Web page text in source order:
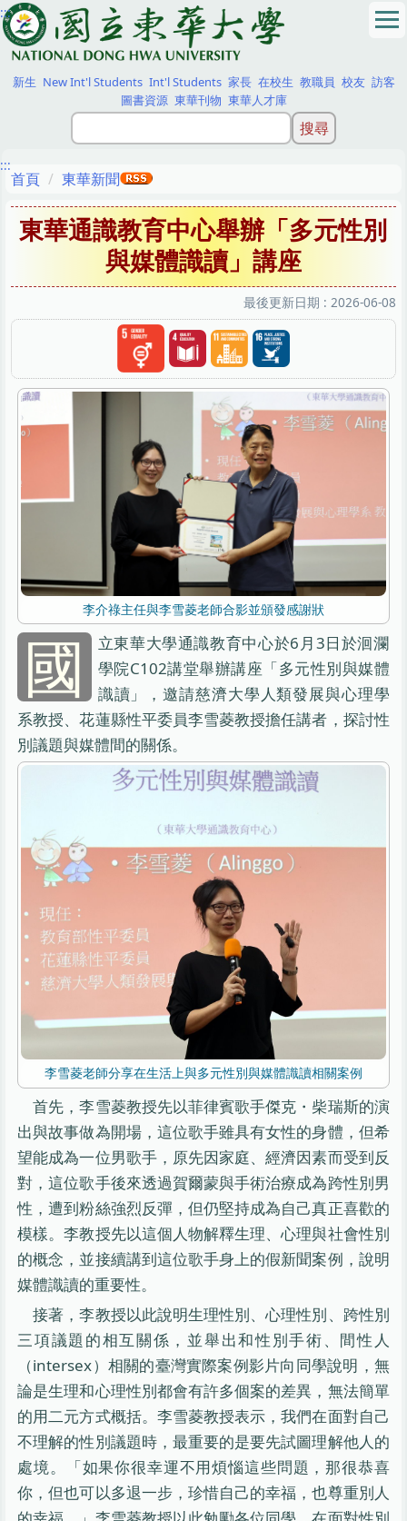
跳
到
主
要
內
:::
新生 New Int'l Students Int'l Students 家長 在校生 教職員 校友 訪客
圖書資源 東華刊物 東華人才庫
:::
首頁 東華新聞
東華通識教育中心舉辦「多元性別
與媒體識讀」講座
最後更新日期 : 2026-06-08
李介祿主任與李雪菱老師合影並頒發感謝狀
國
立東華大學通識教育中心於6月3日於洄瀾
學院C102講堂舉辦講座「多元性別與媒體
識讀」，邀請慈濟大學人類發展與心理學
系教授、花蓮縣性平委員李雪菱教授擔任講者，探討性
別議題與媒體間的關係。
李雪菱老師分享在生活上與多元性別與媒體識讀相關案例
首先，李雪菱教授先以菲律賓歌手傑克・柴瑞斯的演
出與故事做為開場，這位歌手雖具有女性的身體，但希
望能成為一位男歌手，原先因家庭、經濟因素而受到反
對，這位歌手後來透過賀爾蒙與手術治療成為跨性別男
性，遭到粉絲強烈反彈，但仍堅持成為自己真正喜歡的
模樣。李教授先以這個人物解釋生理、心理與社會性別
的概念，並接續講到這位歌手身上的假新聞案例，說明
媒體識讀的重要性。
接著，李教授以此說明生理性別、心理性別、跨性別
三項議題的相互關係，並舉出和性別手術、間性人
（intersex）相關的臺灣實際案例影片向同學說明，無
論是生理和心理性別都會有許多個案的差異，無法簡單
的用二元方式概括。李雪菱教授表示，我們在面對自己
不理解的性別議題時，最重要的是要先試圖理解他人的
處境。「如果你很幸運不用煩惱這些問題，那很恭喜
你，但也可以多退一步，珍惜自己的幸福，也尊重別人